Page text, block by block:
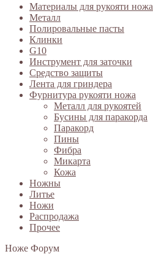
Материалы для рукояти ножа
Металл
Полировальные пасты
Клинки
G10
Инструмент для заточки
Средство защиты
Лента для гриндера
Фурнитура рукояти ножа
Металл для рукоятей
Бусины для паракорда
Паракорд
Пины
Фибра
Микарта
Кожа
Ножны
Литье
Ножи
Распродажа
Прочее
Ноже Форум